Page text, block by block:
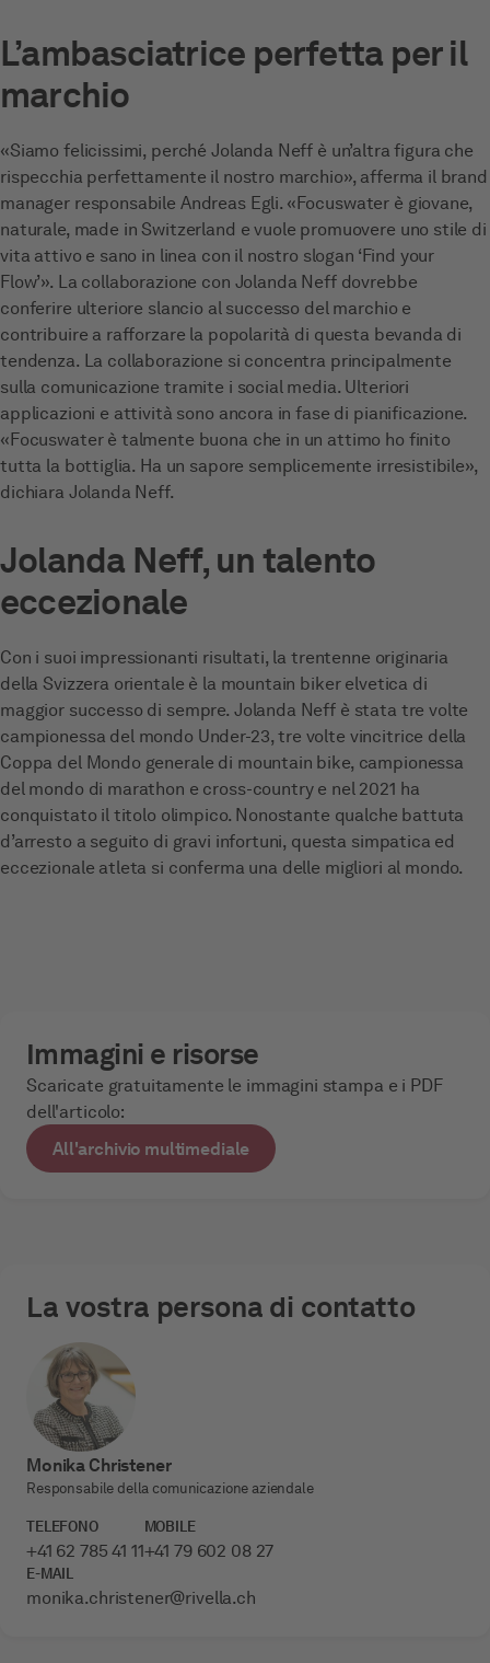
L’ambasciatrice perfetta per il
marchio
«Siamo felicissimi, perché Jolanda Neff è un’altra figura che
rispecchia perfettamente il nostro marchio», afferma il brand
manager responsabile Andreas Egli. «Focuswater è giovane,
naturale, made in Switzerland e vuole promuovere uno stile di
vita attivo e sano in linea con il nostro slogan ‘Find your
Flow’». La collaborazione con Jolanda Neff dovrebbe
conferire ulteriore slancio al successo del marchio e
contribuire a rafforzare la popolarità di questa bevanda di
tendenza. La collaborazione si concentra principalmente
sulla comunicazione tramite i social media. Ulteriori
applicazioni e attività sono ancora in fase di pianificazione.
«Focuswater è talmente buona che in un attimo ho finito
tutta la bottiglia. Ha un sapore semplicemente irresistibile»,
dichiara Jolanda Neff.
Jolanda Neff, un talento
eccezionale
Con i suoi impressionanti risultati, la trentenne originaria
della Svizzera orientale è la mountain biker elvetica di
maggior successo di sempre. Jolanda Neff è stata tre volte
campionessa del mondo Under-23, tre volte vincitrice della
Coppa del Mondo generale di mountain bike, campionessa
del mondo di marathon e cross-country e nel 2021 ha
conquistato il titolo olimpico. Nonostante qualche battuta
d’arresto a seguito di gravi infortuni, questa simpatica ed
eccezionale atleta si conferma una delle migliori al mondo.
Immagini e risorse
Scaricate gratuitamente le immagini stampa e i PDF
dell'articolo:
All'archivio multimediale
La vostra persona di contatto
Monika Christener
Responsabile della comunicazione aziendale
TELEFONO
+41 62 785 41 11
MOBILE
+41 79 602 08 27
E-MAIL
monika.christener­@rivella.ch